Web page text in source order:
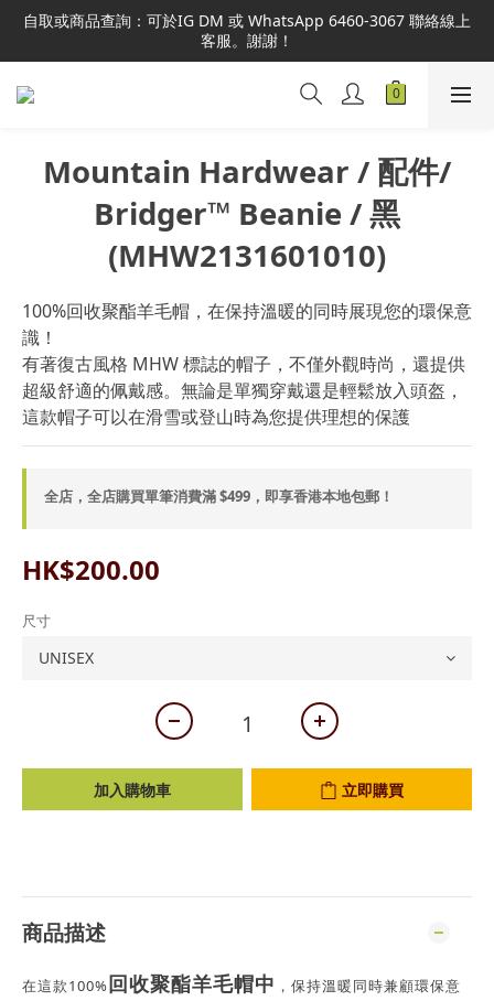
本網站為港澳地區指定總代理官方直營，全店商品均為正品正貨，
並享售後服務，敬請安心選購。
自取或商品查詢：可於IG DM 或 WhatsApp 6460-3067 聯絡線上
客服。謝謝！
本網站為港澳地區指定總代理官方直營，全店商品均為正品正貨，
並享售後服務，敬請安心選購。
Mountain Hardwear / 配件/
Bridger™ Beanie / 黑
(MHW2131601010)
100%回收聚酯羊毛帽，在保持溫暖的同時展現您的環保意
識！
有著復古風格 MHW 標誌的帽子，不僅外觀時尚，還提供
超級舒適的佩戴感。無論是單獨穿戴還是輕鬆放入頭盔，
這款帽子可以在滑雪或登山時為您提供理想的保護
全店，全店購買單筆消費滿 $499，即享香港本地包郵！
HK$200.00
尺寸
加入購物車 立即購買
商品描述
在這款100%回收聚酯羊毛帽中 ，保持溫暖同時兼顧環保意